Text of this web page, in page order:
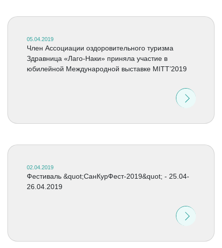
05.04.2019
Член Ассоциации оздоровительного туризма
Здравница «Лаго-Наки» приняла участие в
юбилейной Международной выставке MITT’2019
02.04.2019
Фестиваль &quot;СанКурФест-2019&quot; - 25.04-
26.04.2019